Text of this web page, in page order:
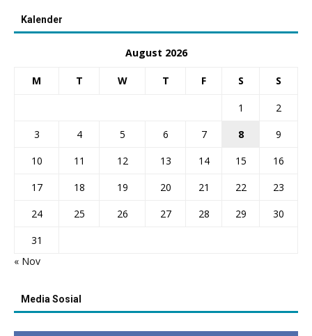
Kalender
August 2026
M T W T F S S
1
2
3
4 5 6 7 8
9
10
11 12 13 14 15
16
17
18 19 20 21 22
23
24
25 26 27 28 29
30
31
« Nov
Media Sosial